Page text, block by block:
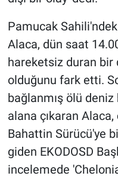
Pamucak
Alaca, dün saat
hareketsiz duran bir
olduğunu fark etti.
bağlanmış ölü deniz
alana çıkaran Alaca,
Bahattin Sürücü'ye
giden EKODOSD
incelemede
Koronavirüs
Kültür Sanat
Ne demişti
Nedir
Popüler
Programlar